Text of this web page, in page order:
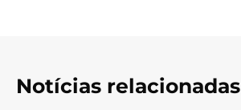
Notícias relacionadas